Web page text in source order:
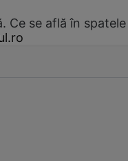
Ce se află în spatele